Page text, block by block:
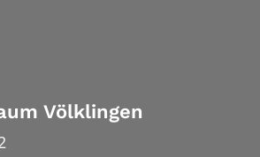
Völklingen